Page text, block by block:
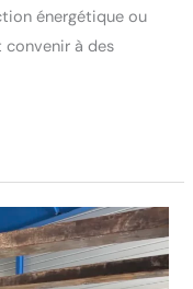
énergétique ou
convenir à des